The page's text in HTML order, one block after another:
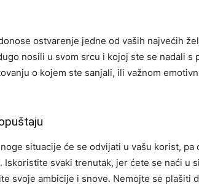
ostvarenje jedne od vaših najvećih
nosili u svom srcu i kojoj ste se nadali s
o kojem ste sanjali, ili važnom
situacije će se odvijati u vašu korist, pa
Iskoristite svaki trenutak, jer ćete se naći u
svoje ambicije i snove. Nemojte se plašiti